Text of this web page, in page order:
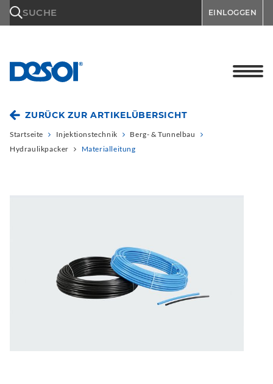
SUCHE EINLOGGEN
ZURÜCK ZUR ARTIKELÜBERSICHT
Startseite Injektionstechnik
Berg- & Tunnelbau
Hydraulikpacker
Materialleitung